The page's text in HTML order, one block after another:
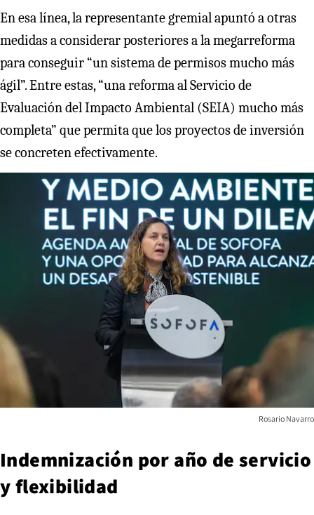
En esa línea, la representante gremial apuntó a otras
medidas a considerar posteriores a la megarreforma
para conseguir “un sistema de permisos mucho más
ágil”. Entre estas, “una reforma al Servicio de
Evaluación del Impacto Ambiental (SEIA) mucho más
completa” que permita que los proyectos de inversión
se concreten efectivamente.
Rosario Navarro
Indemnización por año de servicio
y flexibilidad